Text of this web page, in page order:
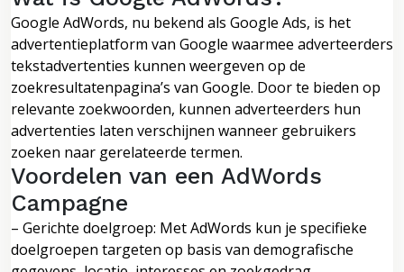
Google AdWords, nu bekend als Google Ads, is het
advertentieplatform van Google waarmee adverteerders
tekstadvertenties kunnen weergeven op de
zoekresultatenpagina’s van Google. Door te bieden op
relevante zoekwoorden, kunnen adverteerders hun
advertenties laten verschijnen wanneer gebruikers
zoeken naar gerelateerde termen.
Voordelen van een AdWords
Campagne
– Gerichte doelgroep: Met AdWords kun je specifieke
doelgroepen targeten op basis van demografische